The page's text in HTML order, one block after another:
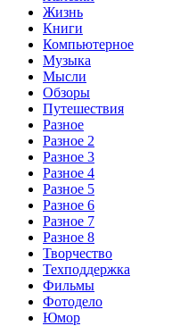
Жизнь
Книги
Компьютерное
Музыка
Мысли
Обзоры
Путешествия
Разное
Разное 2
Разное 3
Разное 4
Разное 5
Разное 6
Разное 7
Разное 8
Творчество
Техподдержка
Фильмы
Фотодело
Юмор